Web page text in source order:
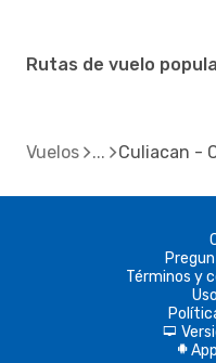
Rutas de vuelo
Vuelos Culiacan -
Términos y
d
A